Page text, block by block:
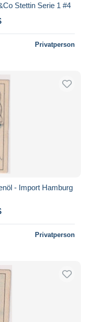
Stettin Serie 1 #4
Privatperson
- Import Hamburg
Privatperson